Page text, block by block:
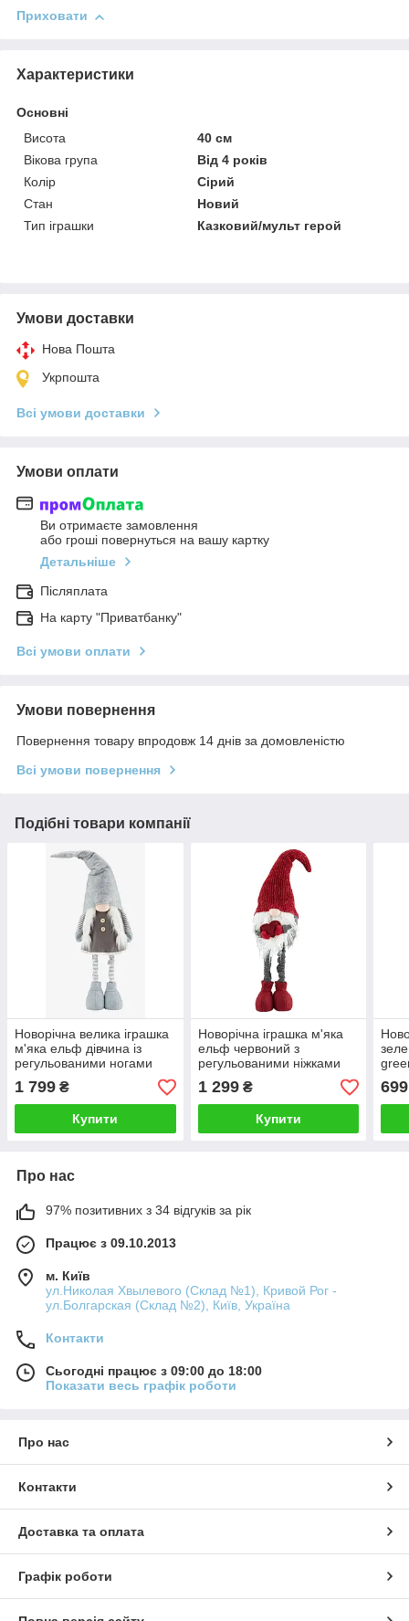
Приховати
Характеристики
Основні
Висота
40 см
Вікова група
Від 4 років
Колір
Сірий
Стан
Новий
Тип іграшки
Казковий/мульт герой
Умови доставки
Нова Пошта
Укрпошта
Всі умови доставки
Умови оплати
Ви отримаєте замовлення
або гроші повернуться на вашу картку
Детальніше
Післяплата
На карту "Приватбанку"
Всі умови оплати
Умови повернення
Повернення товару впродовж 14 днів за домовленістю
Всі умови повернення
Подібні товари компанії
Новорічна велика іграшка
м'яка ельф дівчина із
регульованими ногами
(106 см) greenpharm
1 799 ₴
Купити
Новорічна іграшка м'яка
ельф червоний з
регульованими ніжками
червоний (95 см)
greenpharm
1 299₴
Купити
699
Про нас
97% позитивних з 34 відгуків за рік
Працює з 09.10.2013
м. Київ
ул.Николая Хвылевого (Склад №1), Кривой Рог -
ул.Болгарская (Склад №2), Київ, Україна
Контакти
Сьогодні працює з 09:00 до 18:00
Показати весь графік роботи
Про нас
Контакти
Доставка та оплата
Графік роботи